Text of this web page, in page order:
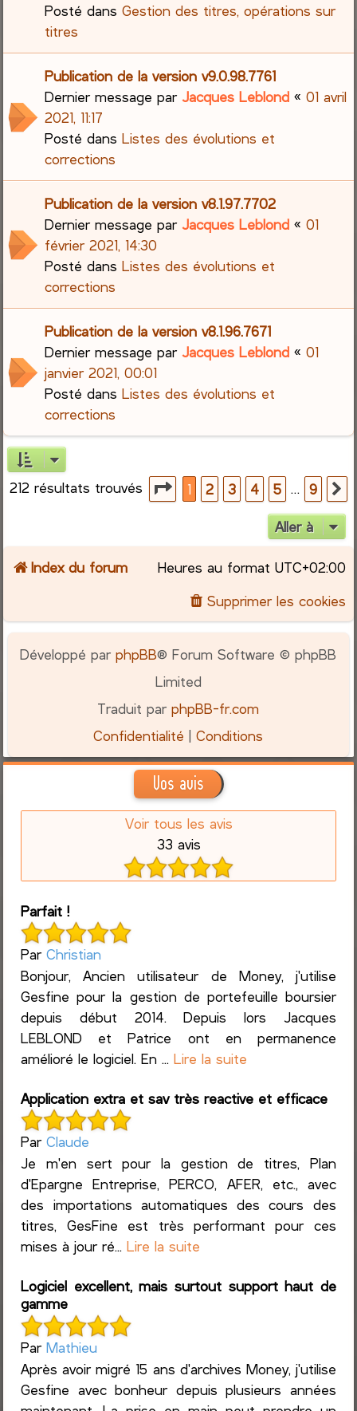
Posté dansGestion des titres, opérations sur
titres
Publication de la version v9.0.98.7761
Dernier message parJacques Leblond «01 avril
2021, 11:17
Posté dansListes des évolutions et
corrections
Publication de la version v8.1.97.7702
Dernier message parJacques Leblond «01
février 2021, 14:30
Posté dansListes des évolutions et
corrections
Publication de la version v8.1.96.7671
Dernier message parJacques Leblond «01
janvier 2021, 00:01
Posté dansListes des évolutions et
corrections
212 résultats trouvés Page1sur
1 2 3 4 5 … 9
Aller à
Index du forum Heures au format UTC+02:00
Supprimer les cookies
Développé parphpBB® Forum Software © phpBB
Limited
Traduit parphpBB-fr.com
Confidentialité |Conditions
Vos avis
Voir tous les avis
33 avis
Parfait !
ParChristian
Bonjour, Ancien utilisateur de Money, j'utilise
Gesfine pour la gestion de portefeuille boursier
depuis début 2014. Depuis lors Jacques
LEBLOND et Patrice ont en permanence
amélioré le logiciel. En ...Lire la suite
Application extra et sav très reactive et efficace
ParClaude
Je m'en sert pour la gestion de titres, Plan
d'Epargne Entreprise, PERCO, AFER, etc., avec
des importations automatiques des cours des
titres, GesFine est très performant pour ces
mises à jour ré...Lire la suite
Logiciel excellent, mais surtout support haut de
gamme
ParMathieu
Après avoir migré 15 ans d'archives Money, j'utilise
Gesfine avec bonheur depuis plusieurs années